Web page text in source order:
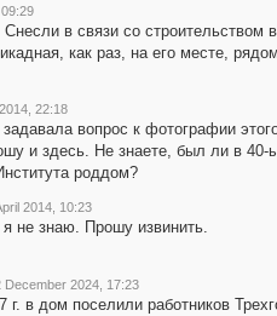
в связи со строительством
как раз, на его месте,
22:18
вопрос к фотографии
и здесь. Не знаете, был ли в
роддом?
2014, 10:23
я не знаю. Прошу извинить.
December 2024, 17:23
г. в дом поселили работников